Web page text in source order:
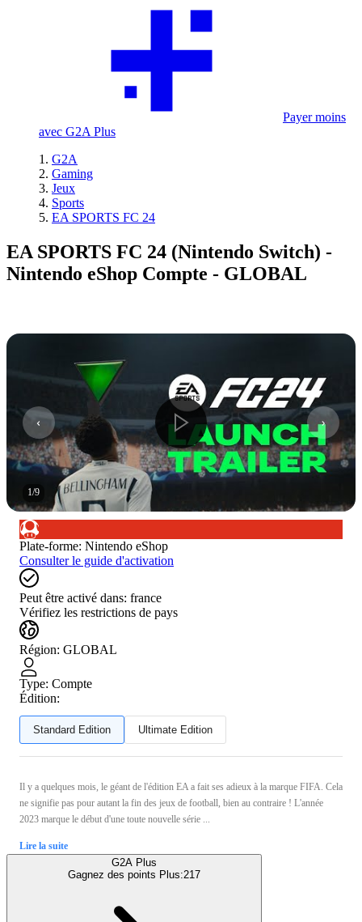
Payer moins
avec G2A Plus
G2A
Gaming
Jeux
Sports
EA SPORTS FC 24
EA SPORTS FC 24 (Nintendo Switch) -
Nintendo eShop Compte - GLOBAL
1/9
Plate-forme: Nintendo eShop
Consulter le guide d'activation
Peut être activé dans: france
Vérifiez les restrictions de pays
Région: GLOBAL
Type: Compte
Édition:
Standard Edition Ultimate Edition
Il y a quelques mois, le géant de l'édition EA a fait ses adieux à la marque FIFA. Cela
ne signifie pas pour autant la fin des jeux de football, bien au contraire ! L'année
2023 marque le début d'une toute nouvelle série ...
Lire la suite
G2A Plus
Gagnez des points Plus:217